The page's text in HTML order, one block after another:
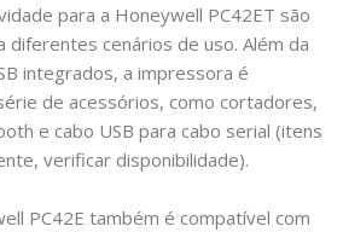
para a Honeywell PC42ET são
diferentes cenários de uso. Além da
integrados, a impressora é
de acessórios, como cortadores,
e cabo USB para cabo serial (itens
verificar disponibilidade).
PC42E também é compatível com